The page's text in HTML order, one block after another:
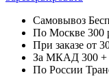
Самовывоз
По Москве 300
При заказе от
За МКАД 300 +
По России